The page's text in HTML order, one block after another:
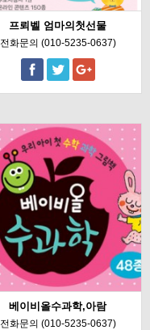
프뢰벨 엄마의첫선물
전화문의 (010-5235-0637)
베이비올수과학,아람
전화문의 (010-5235-0637)